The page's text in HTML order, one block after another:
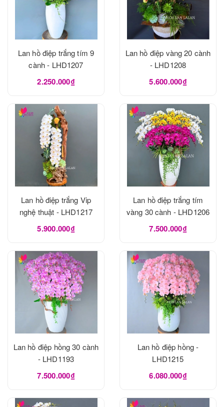
Lan hồ điệp trắng tím 9
cành - LHD1207
2.250.000₫
Lan hồ điệp vàng 20 cành
- LHD1208
5.600.000₫
Lan hồ điệp trắng Vip
nghệ thuật - LHD1217
5.900.000₫
Lan hồ điệp trắng tím
vàng 30 cành - LHD1206
7.500.000₫
Lan hồ điệp hồng 30 cành
- LHD1193
7.500.000₫
Lan hồ điệp hồng -
LHD1215
6.080.000₫